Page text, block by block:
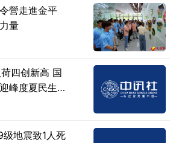
營走進金平
量
四创新高 国
峰度夏民生用
地震致1人死